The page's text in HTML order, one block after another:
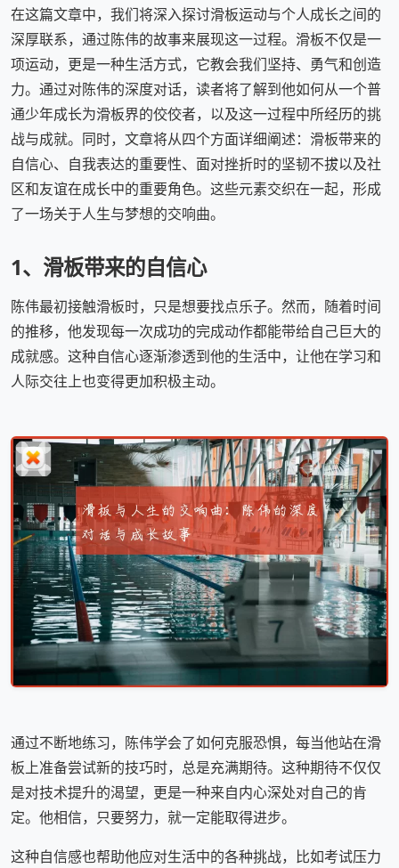
在这篇文章中，我们将深入探讨滑板运动与个人成长之间的
深厚联系，通过陈伟的故事来展现这一过程。滑板不仅是一
项运动，更是一种生活方式，它教会我们坚持、勇气和创造
力。通过对陈伟的深度对话，读者将了解到他如何从一个普
通少年成长为滑板界的佼佼者，以及这一过程中所经历的挑
战与成就。同时，文章将从四个方面详细阐述：滑板带来的
自信心、自我表达的重要性、面对挫折时的坚韧不拔以及社
区和友谊在成长中的重要角色。这些元素交织在一起，形成
了一场关于人生与梦想的交响曲。
1、滑板带来的自信心
陈伟最初接触滑板时，只是想要找点乐子。然而，随着时间
的推移，他发现每一次成功的完成动作都能带给自己巨大的
成就感。这种自信心逐渐渗透到他的生活中，让他在学习和
人际交往上也变得更加积极主动。
通过不断地练习，陈伟学会了如何克服恐惧，每当他站在滑
板上准备尝试新的技巧时，总是充满期待。这种期待不仅仅
是对技术提升的渴望，更是一种来自内心深处对自己的肯
定。他相信，只要努力，就一定能取得进步。
这种自信感也帮助他应对生活中的各种挑战，比如考试压力